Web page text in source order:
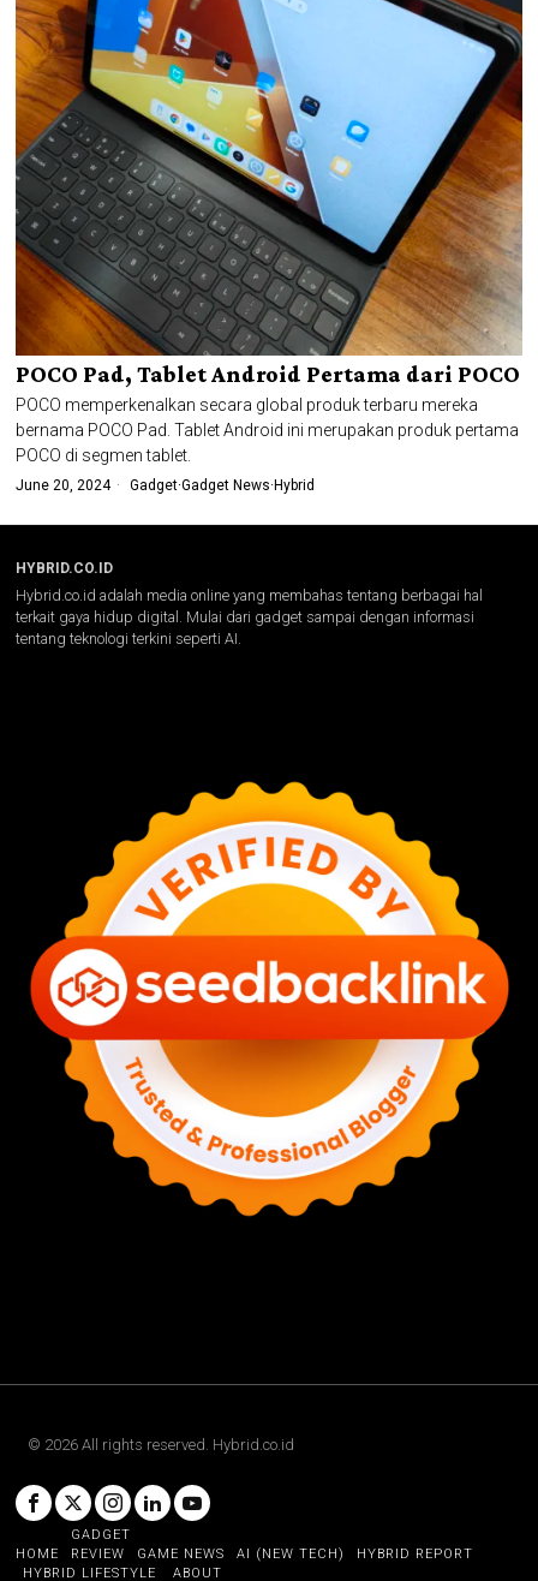
POCO Pad, Tablet Android Pertama dari POCO
POCO memperkenalkan secara global produk terbaru mereka
bernama POCO Pad. Tablet Android ini merupakan produk pertama
POCO di segmen tablet.
June 20, 2024 Gadget·Gadget News· Hybrid
HYBRID.CO.ID
Hybrid.co.id adalah media online yang membahas tentang berbagai hal
terkait gaya hidup digital. Mulai dari gadget sampai dengan informasi
tentang teknologi terkini seperti AI.
© 2026 All rights reserved. Hybrid.co.id
HOME
GADGET
REVIEW
GAME NEWS AI (NEW TECH)
HYBRID REPORT
HYBRID LIFESTYLE
ABOUT